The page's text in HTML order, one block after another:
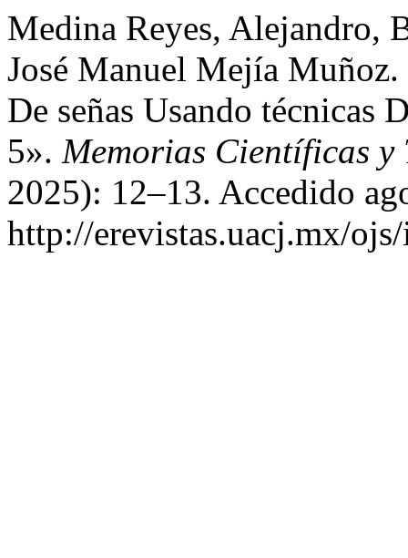
Medina Reyes, Alejandro,
José Manuel Mejía
De señas Usando técnicas
5». Memorias Científicas y
2025): 12–13. Accedido
http://erevistas.uacj.mx/